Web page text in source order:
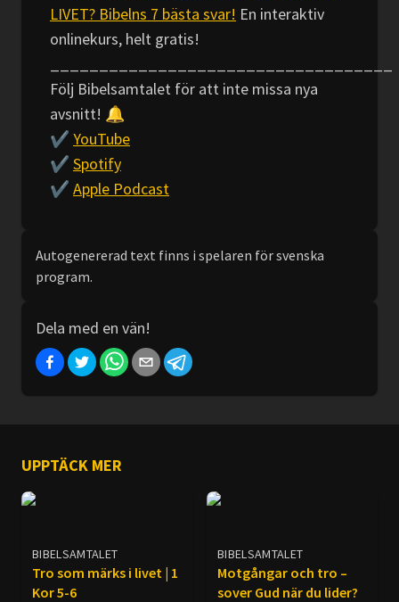
LIVET? Bibelns 7 bästa svar! En interaktiv
onlinekurs, helt gratis!
Följ Bibelsamtalet för att inte missa nya
avsnitt! 🔔
✔️ YouTube
✔️ Spotify
✔️ Apple Podcast
Autogenererad text finns i spelaren för svenska
program.
Dela med en vän!
UPPTÄCK MER
BIBELSAMTALET
Tro som märks i livet | 1
Kor 5-6
BIBELSAMTALET
Motgångar och tro –
sover Gud när du lider?